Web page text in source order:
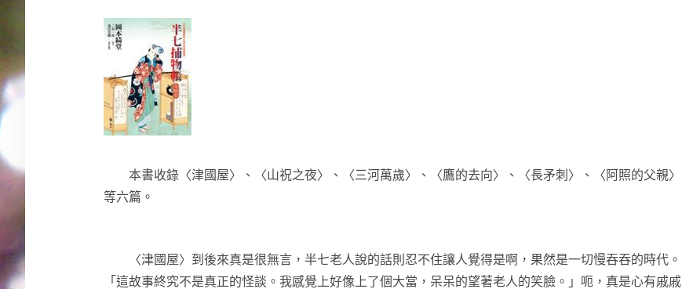
本書收錄〈津國屋〉、〈山祝之夜〉、〈三河萬歲〉、〈鷹的去向〉、〈長矛刺〉、〈阿照的父親〉
等六篇。
〈津國屋〉到後來真是很無言，半七老人說的話則忍不住讓人覺得是啊，果然是一切慢吞吞的時代。
「這故事終究不是真正的怪談。我感覺上好像上了個大當，呆呆的望著老人的笑臉。」呃，真是心有戚戚